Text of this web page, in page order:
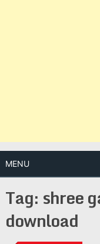
MENU
Tag: shree
download